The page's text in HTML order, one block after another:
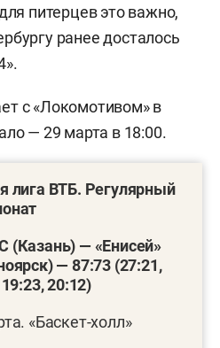
питерцев это важно,
ранее досталось
с «Локомотивом» в
— 29 марта в 18:00.
лига ВТБ. Регулярный
(Казань) — «Енисей»
— 87:73 (27:21,
20:12)
«Баскет-холл»